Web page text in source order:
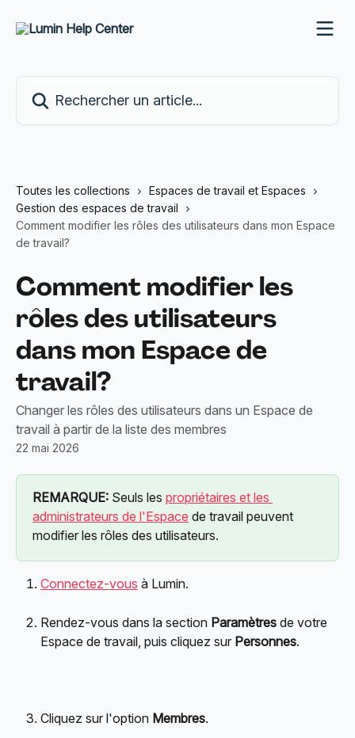
Toutes les collections
Espaces de travail et Espaces
Gestion des espaces de travail
Comment modifier les rôles des utilisateurs dans mon Espace
de travail?
Comment modifier les
rôles des utilisateurs
dans mon Espace de
travail?
Changer les rôles des utilisateurs dans un Espace de
travail à partir de la liste des membres
22 mai 2026
REMARQUE: Seuls les propriétaires et les
administrateurs de l'Espace de travail peuvent
modifier les rôles des utilisateurs.
Connectez-vous à Lumin.
Rendez-vous dans la section Paramètres de votre
Espace de travail, puis cliquez sur Personnes.
Cliquez sur l'option Membres.